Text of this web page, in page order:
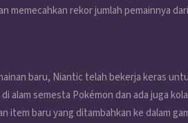
memecahkan rekor jumlah pemainnya dari
baru, Niantic telah bekerja keras
alam semesta Pokémon dan ada juga
item baru yang ditambahkan ke dalam